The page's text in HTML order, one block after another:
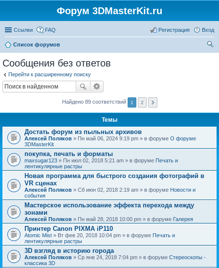
Форум 3DMasterKit.ru
Ссылки FAQ Вход
Регистрация
Список форумов
Сообщения без ответов
Перейти к расширенному поиску
Найдено 89 соответствий 1 2
Темы
Достать форум из пыльных архивов
Алексей Поляков » Пн май 06, 2024 9:19 pm » в форуме О форуме
3DMasterKit
покупка, печать и форматы
maxsugar123 » Пн июл 02, 2018 5:21 am » в форуме Печать и
лентикулярные растры
Новая программа для быстрого создания фотографий в
VR сценах
Алексей Поляков » Сб июн 02, 2018 2:19 am » в форуме Новости и
события
Мастерское использование эффекта перехода между
зонами
Алексей Поляков » Пн май 28, 2018 10:00 pm » в форуме Галерея
Принтер Canon PIXMA iP110
Atomic Mist » Вт фев 20, 2018 10:04 pm » в форуме Печать и
лентикулярные растры
3D взгляд в историю города
Алексей Поляков » Ср янв 24, 2018 7:04 pm » в форуме Стереоскопы -
классика 3D